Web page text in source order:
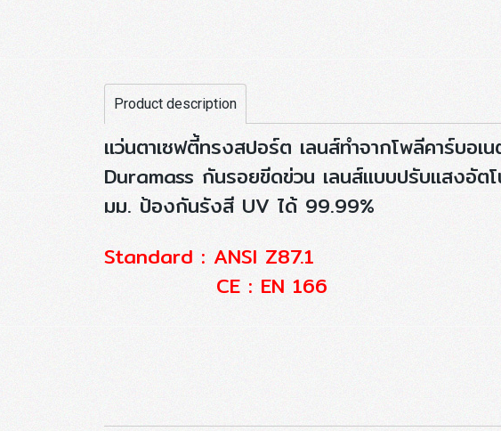
Product description
แว่นตาเซฟตี้ทรงสปอร์ต เลนส์ทำจากโพลีคาร์บ
Duramass กันรอยขีดข่วน เลนส์แบบปรับแสงอัต
มม. ป้องกันรังสี UV ได้ 99.99%
Standard : ANSI Z87.1
CE : EN 166